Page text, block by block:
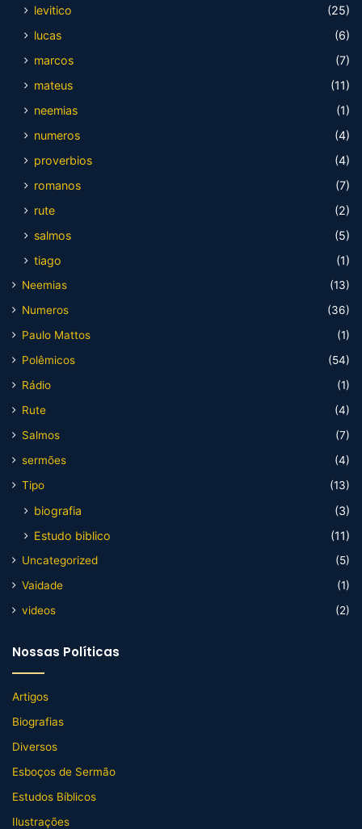
levitico
(25)
lucas
(6)
marcos
(7)
mateus
(11)
neemias
(1)
numeros
(4)
proverbios
(4)
romanos
(7)
rute
(2)
salmos
(5)
tiago
(1)
Neemias
(13)
Numeros
(36)
Paulo Mattos
(1)
Polêmicos
(54)
Rádio
(1)
Rute
(4)
Salmos
(7)
sermões
(4)
Tipo
(13)
biografia
(3)
Estudo biblico
(11)
Uncategorized
(5)
Vaidade
(1)
videos
(2)
Nossas Políticas
Artigos
Biografias
Diversos
Esboços de Sermão
Estudos Bíblicos
Ilustrações